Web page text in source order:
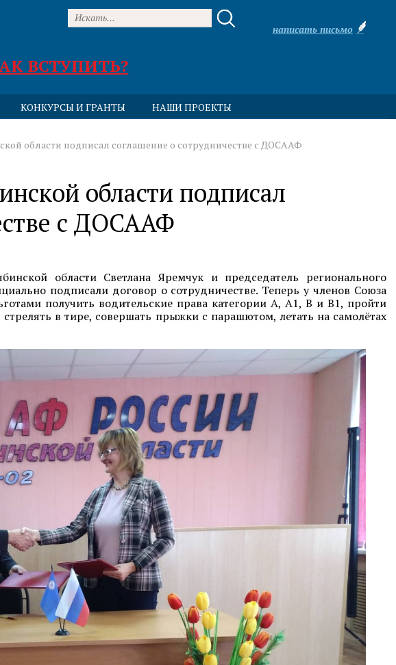
ВСТУПИТЬ?
написать письмо
КОНКУРСЫ И ГРАНТЫ НАШИ ПРОЕКТЫ
области подписал соглашение о сотрудничестве с ДОСААФ
области подписал
с ДОСААФ
области Светлана Яремчук и председатель регионального
подписали договор о сотрудничестве. Теперь у членов Союза
получить водительские права категории А, А1, В и В1, пройти
в тире, совершать прыжки с парашютом, летать на самолётах